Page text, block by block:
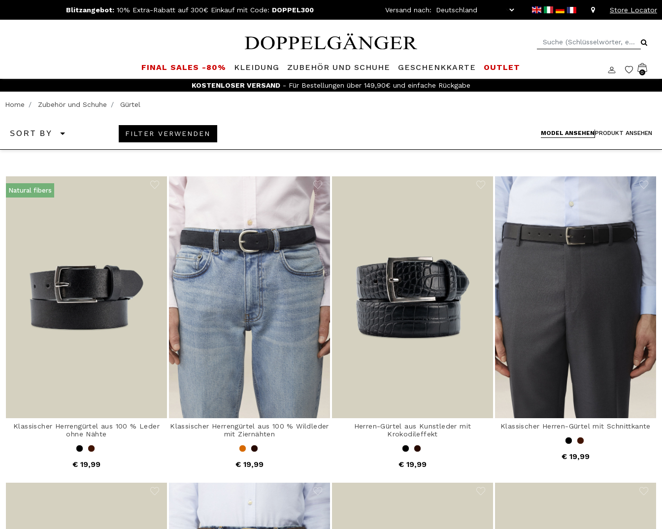
Blitzangebot: 10% Extra-Rabatt auf 300€ Einkauf mit Code: DOPPEL300 Versand nach: Store Locator
FINAL SALES -80% KLEIDUNG ZUBEHÖR UND SCHUHE GESCHENKKARTE OUTLET
0
KOSTENLOSER VERSAND - Für Bestellungen über 149,90€ und einfache Rückgabe
Home Zubehör und Schuhe Gürtel
SORT BY FILTER VERWENDEN MODEL ANSEHENPRODUKT ANSEHEN
Natural fibers
Klassischer Herrengürtel aus 100 % Leder
ohne Nähte
€ 19,99
Klassischer Herrengürtel aus 100 % Wildleder
mit Ziernähten
€ 19,99
Herren-Gürtel aus Kunstleder mit
Krokodileffekt
€ 19,99
Klassischer Herren-Gürtel mit Schnittkante
€ 19,99